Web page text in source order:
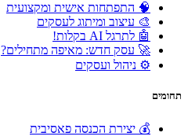
🧠 התפתחות אישית ומקצועית
🎨 עיצוב ומיתוג לעסקים
🤖 לתרגל AI בקלות!
🚀 עסק חדש: מאיפה מתחילים?
⚙️ ניהול ועסקים
תחומים
💰 יצירת הכנסה פאסיבית